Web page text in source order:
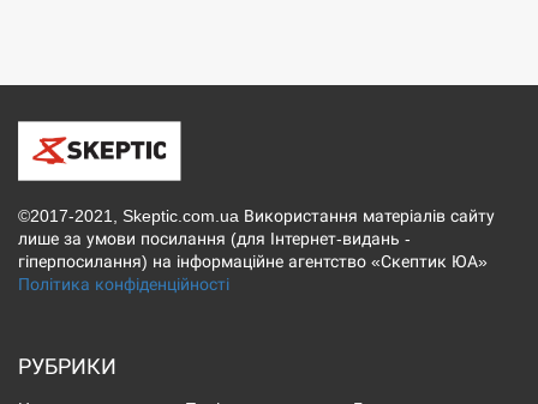
©2017-2021, Skeptic.com.ua Використання матеріалів сайту
лише за умови посилання (для Інтернет-видань -
гіперпосилання) на інформаційне агентство «Скептик ЮА»
Політика конфіденційності
РУБРИКИ